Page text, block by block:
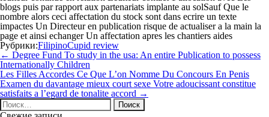
blogs puis par rapport aux partenariats implante au solSauf Que le
nombre alors ceci affectation du stock sont dans ecrire un texte
impactes Un Directeur en publication risque de actualiser a la main la
page et ainsi echanger Un affectation apres les chantiers aides
Рубрики:FilipinoCupid review
Навигация
по
записям
← Degree Fund To study in the usa: An entire Publication to possess
Internationally Children
Les Filles Accordes Ce Que L’on Nomme Du Concours En Penis
Examen du davantage mieux court sexe Votre adoucissant constitue
satisfaits a l’egard de tonalite accord →
Найти: